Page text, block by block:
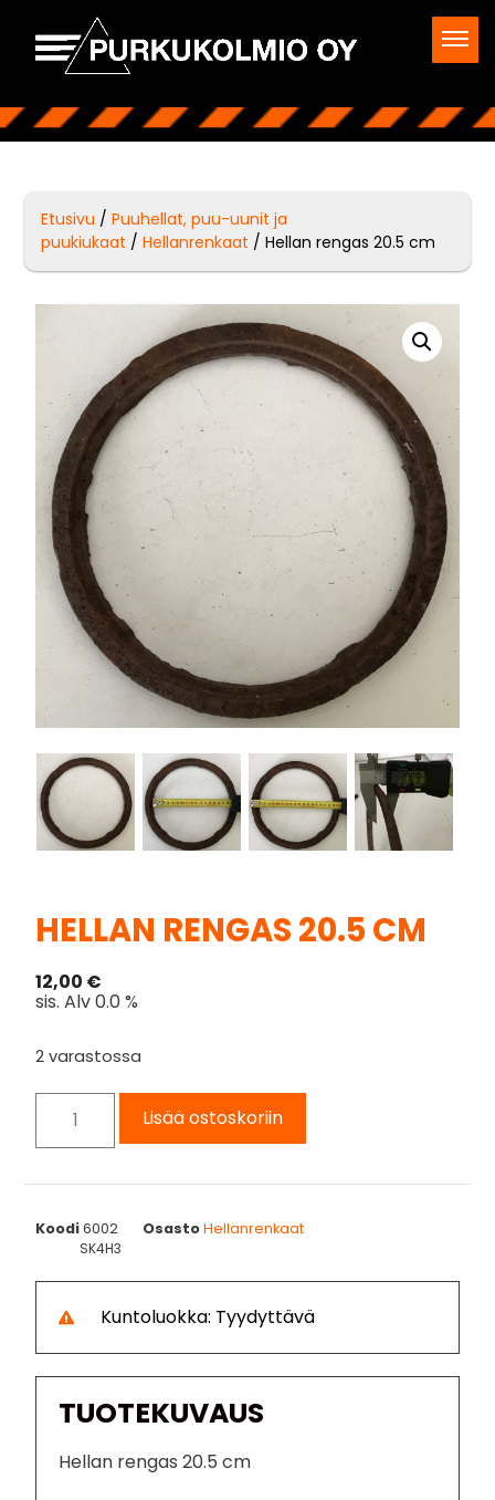
Etusivu /Puuhellat, puu-uunit ja
puukiukaat /Hellanrenkaat / Hellan rengas 20.5 cm
HELLAN RENGAS 20.5 CM
12,00 €
sis. Alv 0.0 %
2 varastossa
Lisää ostoskoriin
Koodi6002 OsastoHellanrenkaat
SK4H3
Kuntoluokka: Tyydyttävä
TUOTEKUVAUS
Hellan rengas 20.5 cm